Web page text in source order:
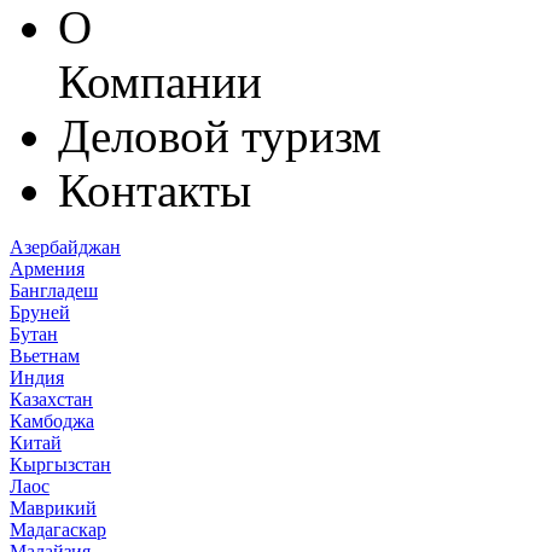
О
Компании
Деловой туризм
Контакты
Азербайджан
Армения
Бангладеш
Бруней
Бутан
Вьетнам
Индия
Казахстан
Камбоджа
Китай
Кыргызстан
Лаос
Маврикий
Мадагаскар